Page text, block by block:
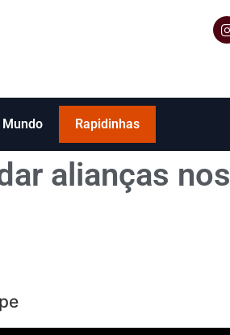
Mundo Rapidinhas
alianças nos